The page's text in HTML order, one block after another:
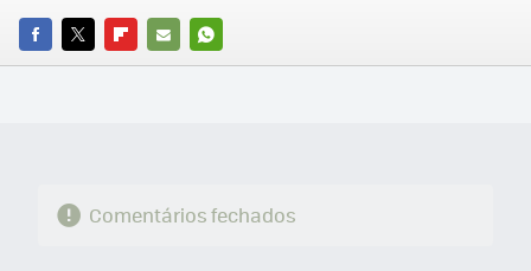
FACEBOOK
TWITTERFLIPBOARD
E-
WHATSAPP
Comentários fechados